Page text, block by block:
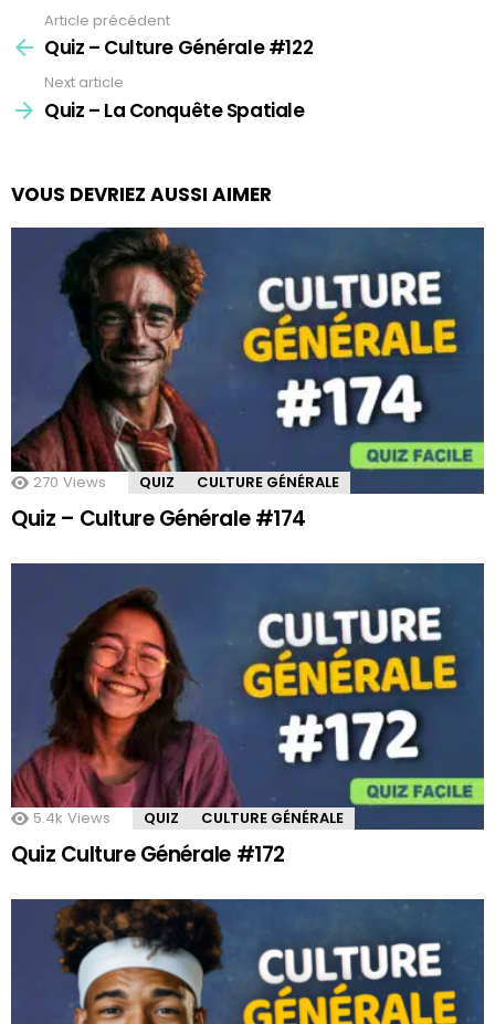
more
Article précédent
Quiz – Culture Générale #122
Next article
Quiz – La Conquête Spatiale
VOUS DEVRIEZ AUSSI AIMER
270 Views QUIZ CULTURE GÉNÉRALE
Quiz – Culture Générale #174
5.4k Views QUIZ CULTURE GÉNÉRALE
Quiz Culture Générale #172